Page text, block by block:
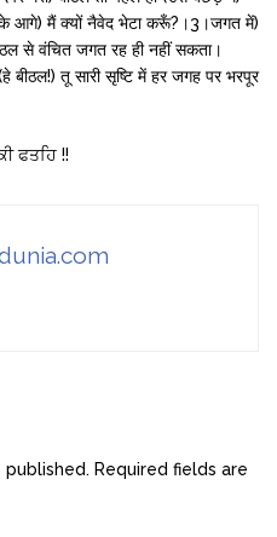
के आगे) मैं क्यों नैवेद भेटा करूँ?।3।जगत में)
से वंचित जगत रह ही नहीं सकता।
तू सारी सृष्टि में हर जगह पर भरपूर
ਫਤਹਿ !!
Required fields are